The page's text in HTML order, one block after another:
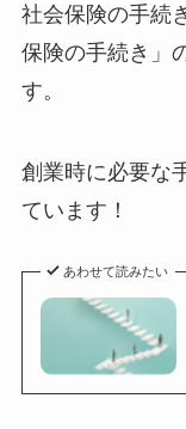
社会保険の手続
保険の手続き」
す。
創業時に必要な
ています！
あわせて読みたい